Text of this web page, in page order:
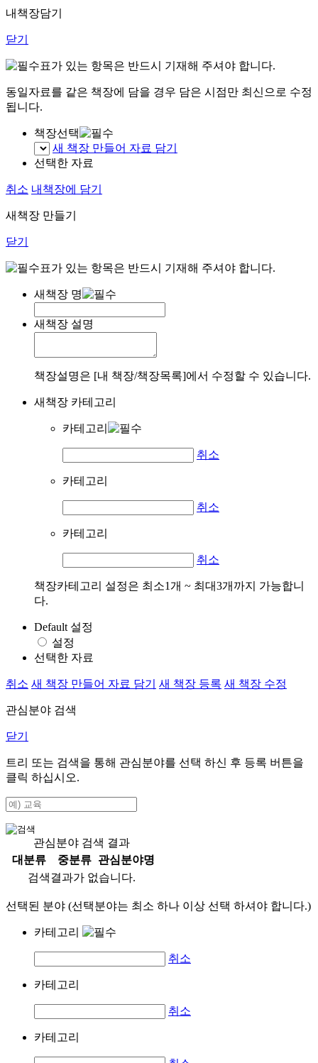
내책장담기
닫기
표가 있는 항목은 반드시 기재해 주셔야 합니다.
동일자료를 같은 책장에 담을 경우 담은 시점만 최신으로 수정
됩니다.
책장선택
새 책장 만들어 자료 담기
선택한 자료
취소 내책장에 담기
새책장 만들기
닫기
표가 있는 항목은 반드시 기재해 주셔야 합니다.
새책장 명
새책장 설명
책장설명은 [내 책장/책장목록]에서 수정할 수 있습니다.
새책장 카테고리
카테고리
취소
카테고리
취소
카테고리
취소
책장카테고리 설정은 최소1개 ~ 최대3개까지 가능합니
다.
Default 설정
설정
선택한 자료
취소 새 책장 만들어 자료 담기 새 책장 등록 새 책장 수정
관심분야 검색
닫기
트리 또는 검색을 통해 관심분야를 선택 하신 후 등록 버튼을
클릭 하십시오.
관심분야 검색 결과
대분류
중분류
관심분야명
검색결과가 없습니다.
선택된 분야 (선택분야는 최소 하나 이상 선택 하셔야 합니다.)
카테고리
취소
카테고리
취소
카테고리